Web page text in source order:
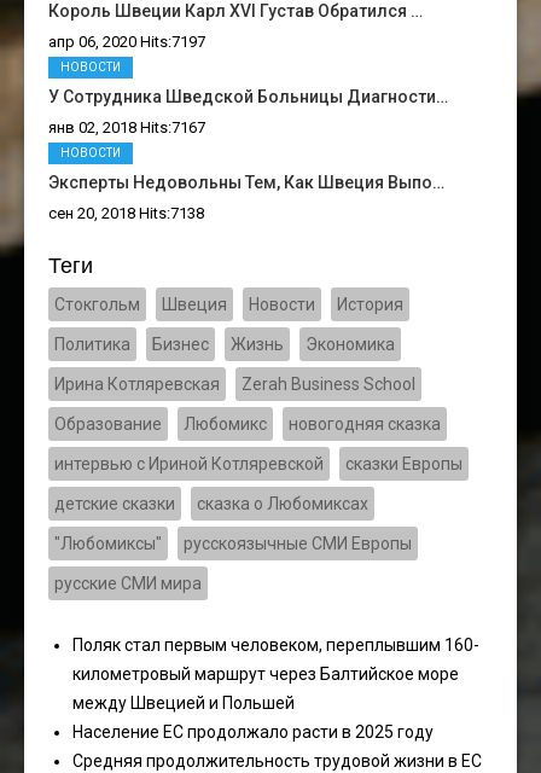
Король Швеции Карл XVI Густав Обратился …
апр 06, 2020 Hits:7197
У Сотрудника Шведской Больницы Диагности…
янв 02, 2018 Hits:7167
НОВОСТИ
Эксперты Недовольны Тем, Как Швеция Выпо…
сен 20, 2018 Hits:7138
НОВОСТИ
Теги
Стокгольм Швеция Новости История
Политика Бизнес Жизнь Экономика
Ирина Котляревская Zerah Business School
Образование Любомикс новогодняя сказка
интервью с Ириной Котляревской сказки Европы
детские сказки сказка о Любомиксах
"Любомиксы" русскоязычные СМИ Европы
русские СМИ мира
Поляк стал первым человеком, переплывшим 160-
километровый маршрут через Балтийское море
между Швецией и Польшей
Население ЕС продолжало расти в 2025 году
Средняя продолжительность трудовой жизни в ЕС